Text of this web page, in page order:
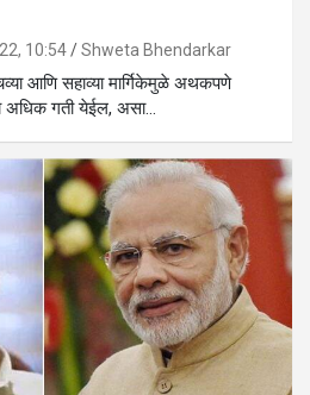
10:54 Shweta Bhendarkar
आणि सहाव्या मार्गिकेमुळे अथकपणे
अधिक गती येईल, असा…